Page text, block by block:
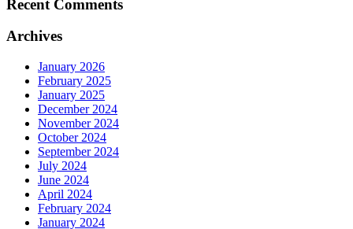
Recent Comments
Archives
January 2026
February 2025
January 2025
December 2024
November 2024
October 2024
September 2024
July 2024
June 2024
April 2024
February 2024
January 2024